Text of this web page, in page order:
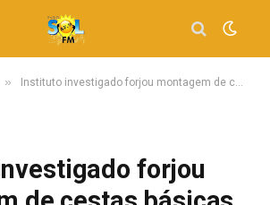
» Instituto investigado forjou montagem de cestas básicas e lista de entrega, diz decisão que afastou governador do Tocantins
forjou